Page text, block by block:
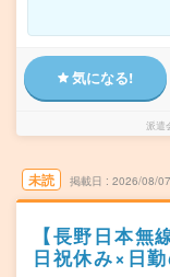
気になる!
派遣
未読 掲載日 2026/08/07
【長野日本無
日祝休み×日